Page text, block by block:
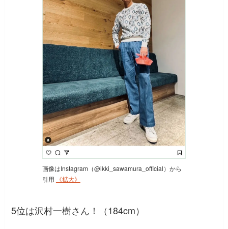
画像はInstagram（@ikki_sawamura_official）から
引用
《拡大》
5位は沢村一樹さん！（184cm）